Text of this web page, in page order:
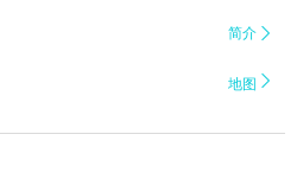
简介 
地图 